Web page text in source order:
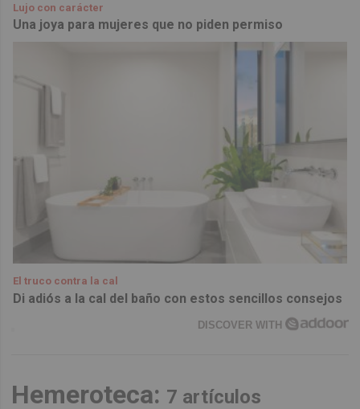
Lujo con carácter
Una joya para mujeres que no piden permiso
El truco contra la cal
Di adiós a la cal del baño con estos sencillos consejos
DISCOVER WITH
Hemeroteca: 7 artículos